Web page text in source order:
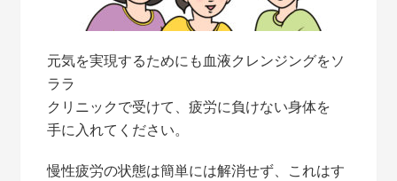
元気を実現するためにも血液クレンジングをソ
ララ
クリニックで受けて、疲労に負けない身体を
手に入れてください。
慢性疲労の状態は簡単には解消せず、これはす